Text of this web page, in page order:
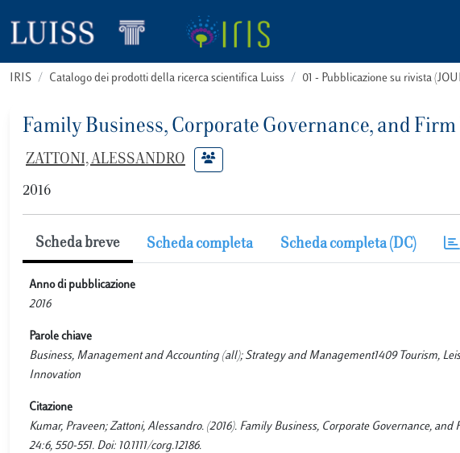
IRIS Catalogo dei prodotti della ricerca scientifica Luiss 01 - Pubblicazione su rivista
Family Business, Corporate Governance, and
ZATTONI, ALESSANDRO
2016
Scheda breve Scheda completa Scheda completa (DC)
Anno di pubblicazione
2016
Parole chiave
Business, Management and Accounting (all); Strategy and Management1409 Tourism,
Innovation
Citazione
Kumar, Praveen; Zattoni, Alessandro. (2016). Family Business, Corporate Governance, and
24:6, 550-551. Doi: 10.1111/corg.12186.